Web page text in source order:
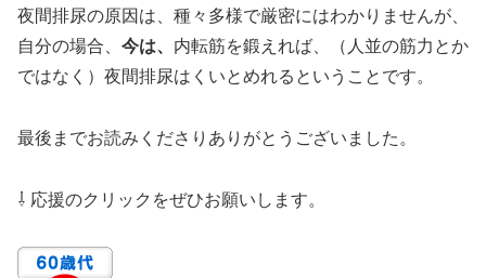
夜間排尿の原因は、種々多様で厳密にはわかりませんが、
自分の場合、 今は、 内転筋を鍛えれば、（人並の筋力とか
ではなく）夜間排尿はくいとめれるということです。
最後までお読みくださりありがとうございました。
⇩ 応援のクリックをぜひお願いします。